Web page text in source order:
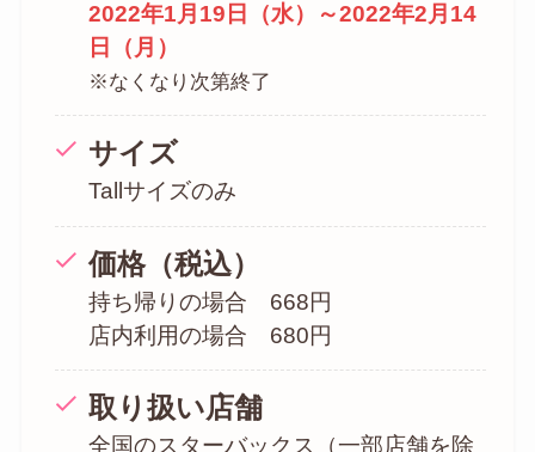
2022年1月19日（水）～2022年2月14
日（月）
※なくなり次第終了
サイズ
Tallサイズのみ
価格（税込）
持ち帰りの場合 668円
店内利用の場合 680円
取り扱い店舗
全国のスターバックス（一部店舗を除